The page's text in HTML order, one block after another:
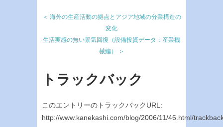
＜ 海外の生産活動の拠点とアジア地域の分業構造の
変化
生活実感の無い景気回復（設備投資データ：産業機
械編） ＞
トラックバック
このエントリーのトラックバックURL:
http://www.kanekashi.com/blog/2006/11/46.html/